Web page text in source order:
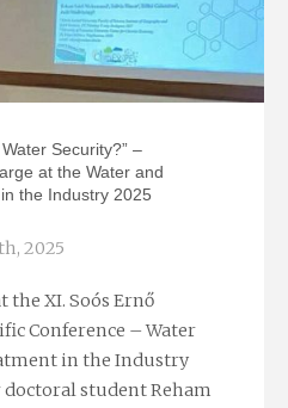
Security?” –
at the Water and
the Industry 2025
2025
the XI. Soós Ernő
Conference – Water
in the Industry
doctoral student Reham